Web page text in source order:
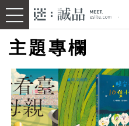
主題專欄